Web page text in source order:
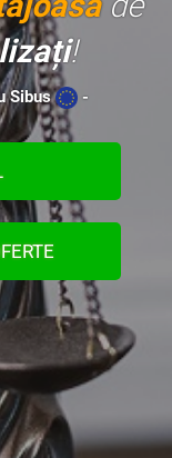
!
Sibus -